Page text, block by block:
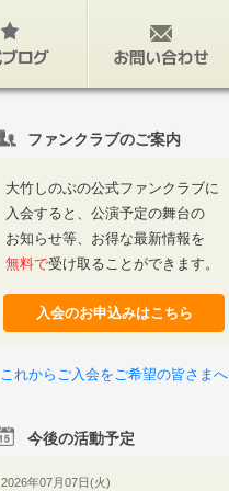
ファンクラブのご案内
大竹しのぶの公式ファンクラブに
入会すると、公演予定の舞台の
お知らせ等、お得な最新情報を
無料で受け取ることができます。
入会のお申込みはこちら
これからご入会をご希望の皆さまへ
今後の活動予定
2026年07月07日(火)